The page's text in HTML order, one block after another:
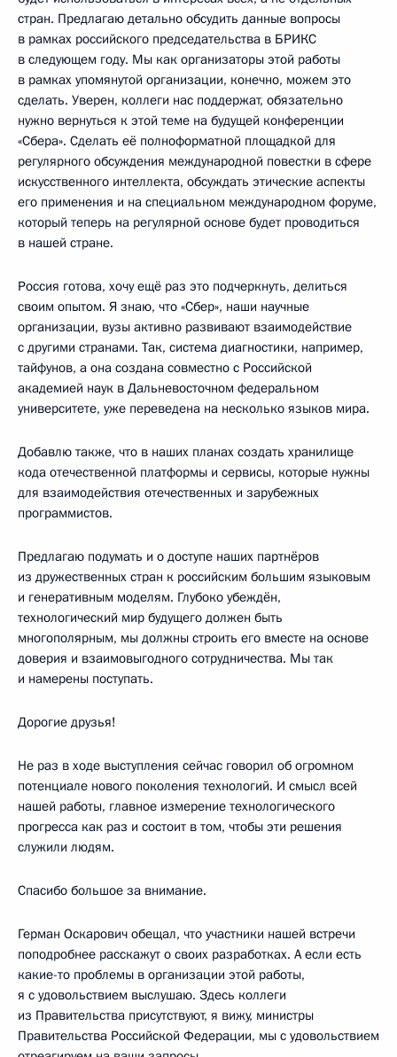
стран. Предлагаю детально обсудить данные вопросы
в рамках российского председательства в БРИКС
в следующем году. Мы как организаторы этой работы
в рамках упомянутой организации, конечно, можем это
сделать. Уверен, коллеги нас поддержат, обязательно
нужно вернуться к этой теме на будущей конференции
«Сбера». Сделать её полноформатной площадкой для
регулярного обсуждения международной повестки в сфере
искусственного интеллекта, обсуждать этические аспекты
его применения и на специальном международном форуме,
который теперь на регулярной основе будет проводиться
в нашей стране.
Россия готова, хочу ещё раз это подчеркнуть, делиться
своим опытом. Я знаю, что «Сбер», наши научные
организации, вузы активно развивают взаимодействие
с другими странами. Так, система диагностики, например,
тайфунов, а она создана совместно с Российской
академией наук в Дальневосточном федеральном
университете, уже переведена на несколько языков мира.
Добавлю также, что в наших планах создать хранилище
кода отечественной платформы и сервисы, которые нужны
для взаимодействия отечественных и зарубежных
программистов.
Предлагаю подумать и о доступе наших партнёров
из дружественных стран к российским большим языковым
и генеративным моделям. Глубоко убеждён,
технологический мир будущего должен быть
многополярным, мы должны строить его вместе на основе
доверия и взаимовыгодного сотрудничества. Мы так
и намерены поступать.
Дорогие друзья!
Не раз в ходе выступления сейчас говорил об огромном
потенциале нового поколения технологий. И смысл всей
нашей работы, главное измерение технологического
прогресса как раз и состоит в том, чтобы эти решения
служили людям.
Спасибо большое за внимание.
Герман Оскарович обещал, что участники нашей встречи
поподробнее расскажут о своих разработках. А если есть
какие-то проблемы в организации этой работы,
я с удовольствием выслушаю. Здесь коллеги
из Правительства присутствуют, я вижу, министры
Правительства Российской Федерации, мы с удовольствием